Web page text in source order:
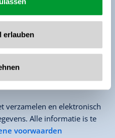
erlauben
verzamelen en elektronisch
Alle informatie is te
voorwaarden